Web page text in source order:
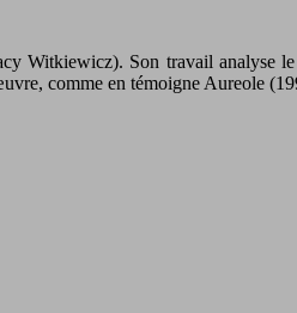
Witkiewicz). Son travail analyse
comme en témoigne Aureole